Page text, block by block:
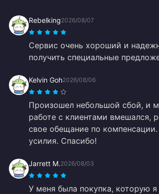
Rebelking2026/08/07
Сервис очень хороший и
получить специальные
Kelvin Goh2026/08/06
Произошел небольшой сбой, и
работе с клиентами вмешался,
свое обещание по
усилия. Спасибо!
Jarrett M.2026/08/03
У меня была покупка, которую